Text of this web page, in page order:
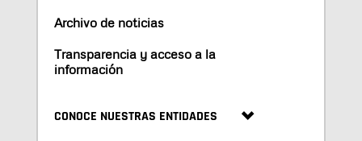
Archivo de noticias
Transparencia y acceso a la
información
CONOCE NUESTRAS ENTIDADES